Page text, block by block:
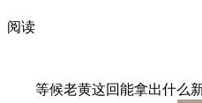
阅读
等候老黄这回能拿出什么新